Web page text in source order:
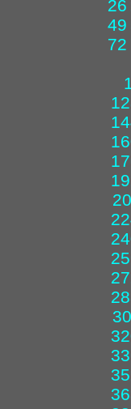
26
49
72